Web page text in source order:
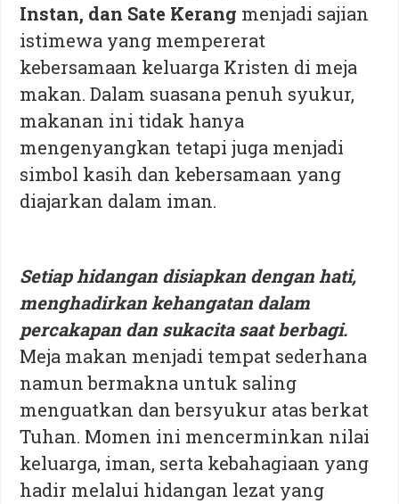
Instan, dan Sate Kerang menjadi sajian
istimewa yang mempererat
kebersamaan keluarga Kristen di meja
makan. Dalam suasana penuh syukur,
makanan ini tidak hanya
mengenyangkan tetapi juga menjadi
simbol kasih dan kebersamaan yang
diajarkan dalam iman.
Setiap hidangan disiapkan dengan hati,
menghadirkan kehangatan dalam
percakapan dan sukacita saat berbagi.
Meja makan menjadi tempat sederhana
namun bermakna untuk saling
menguatkan dan bersyukur atas berkat
Tuhan. Momen ini mencerminkan nilai
keluarga, iman, serta kebahagiaan yang
hadir melalui hidangan lezat yang